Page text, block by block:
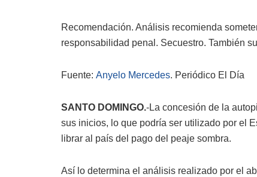
Recomendación. Análisis recomienda
responsabilidad penal. Secuestro. También
Fuente: Anyelo Mercedes. Periódico El Día
SANTO DOMINGO.-La concesión de la
sus inicios, lo que podría ser utilizado por el
librar al país del pago del peaje sombra.
Así lo determina el análisis realizado por el